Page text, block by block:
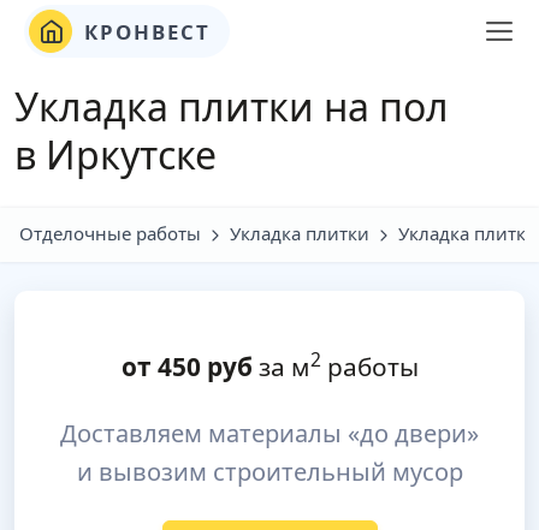
КРОНВЕСТ
Укладка плитки на пол
в Иркутске
Отделочные работы Укладка плитки Укладка
от 450руб за м2работы
Доставляем материалы «до двери»
и вывозим строительный мусор